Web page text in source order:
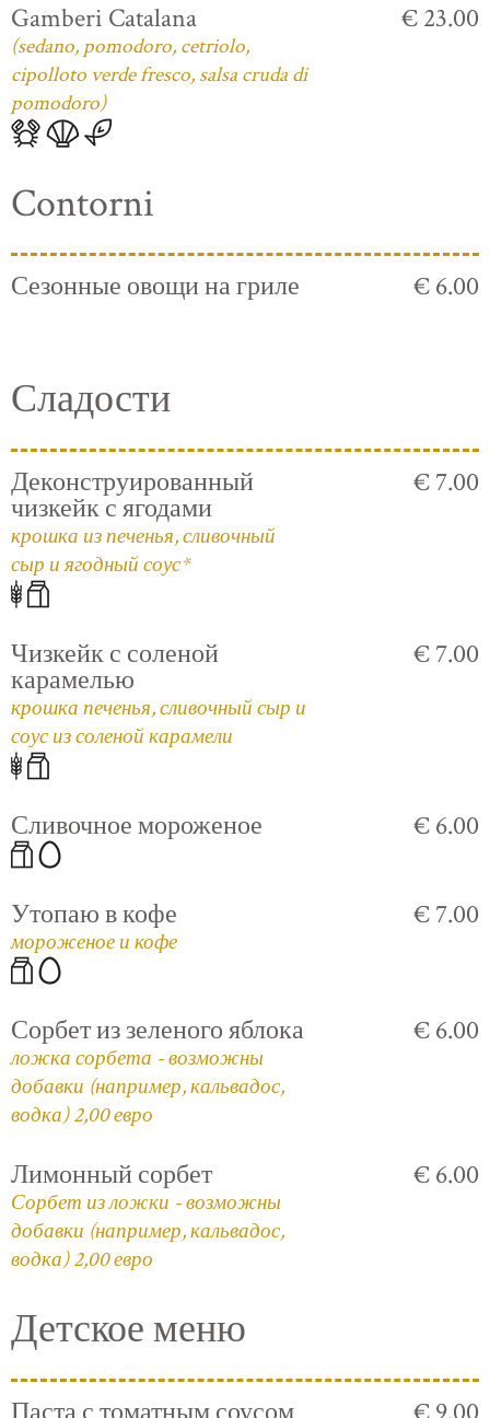
Gamberi Catalana
(sedano, pomodoro, cetriolo,
cipolloto verde fresco, salsa cruda di
pomodoro)
€ 23.00
Contorni
Сезонные овощи на гриле € 6.00
Сладости
Деконструированный
чизкейк с ягодами
крошка из печенья, сливочный
сыр и ягодный соус*
€ 7.00
Чизкейк с соленой
карамелью
крошка печенья, сливочный сыр и
соус из соленой карамели
€ 7.00
Сливочное мороженое € 6.00
Утопаю в кофе
мороженое и кофе
€ 7.00
Сорбет из зеленого яблока
ложка сорбета - возможны
добавки (например, кальвадос,
водка) 2,00 евро
€ 6.00
Лимонный сорбет
Сорбет из ложки - возможны
добавки (например, кальвадос,
водка) 2,00 евро
€ 6.00
Детское меню